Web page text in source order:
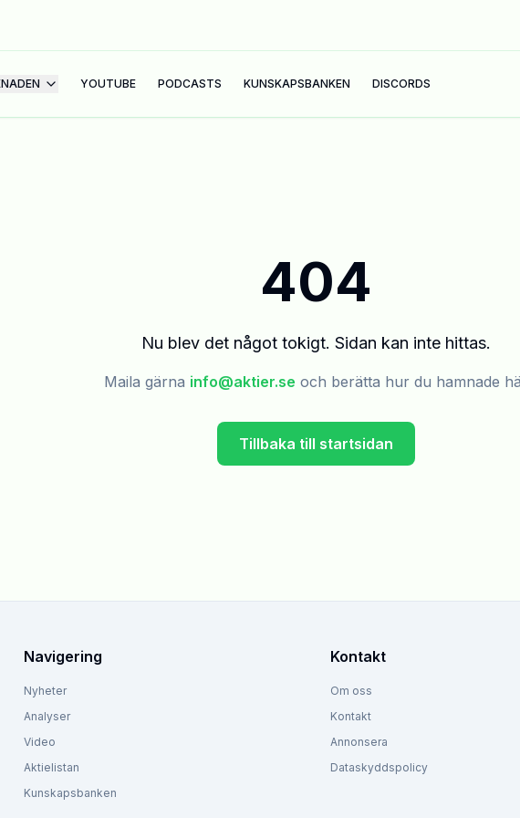
YOUTUBE PODCASTS KUNSKAPSBANKEN DISCORDS
404
Nu blev det något tokigt. Sidan kan inte hittas.
Maila gärna info@aktier.se och berätta hur du hamnade
Tillbaka till startsidan
Navigering
Nyheter
Analyser
Video
Aktielistan
Kunskapsbanken
Kontakt
Om oss
Kontakt
Annonsera
Dataskyddspolicy